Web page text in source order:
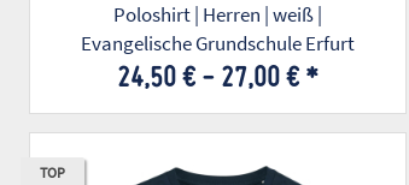
Poloshirt | Herren | weiß |
Evangelische Grundschule Erfurt
24,50 € - 27,00 € *
TOP